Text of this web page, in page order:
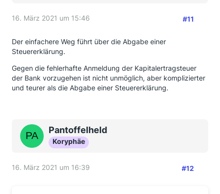
16. März 2021 um 15:46 #11
Der einfachere Weg führt über die Abgabe einer
Steuererklärung.
Gegen die fehlerhafte Anmeldung der Kapitalertragsteuer
der Bank vorzugehen ist nicht unmöglich, aber komplizierter
und teurer als die Abgabe einer Steuererklärung.
Pantoffelheld
Koryphäe
16. März 2021 um 16:39 #12